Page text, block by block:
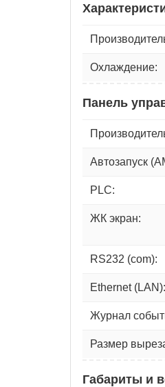
Охлаждение:
Панель
Автозапуск
PLC:
ЖК экран:
RS232 (com):
Ethernet (LAN):
Журнал
Размер
Габариты и